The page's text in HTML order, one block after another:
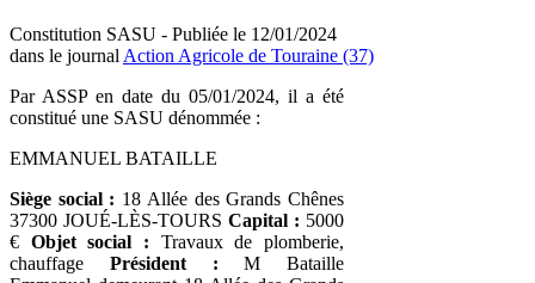
Constitution SASU - Publiée le 12/01/2024
dans le journal Action Agricole de Touraine (37)
Par ASSP en date du 05/01/2024, il a été
constitué une SASU dénommée :
EMMANUEL BATAILLE
Siège social : 18 Allée des Grands Chênes
37300 JOUÉ-LÈS-TOURS Capital : 5000
€ Objet social : Travaux de plomberie,
chauffage Président : M Bataille